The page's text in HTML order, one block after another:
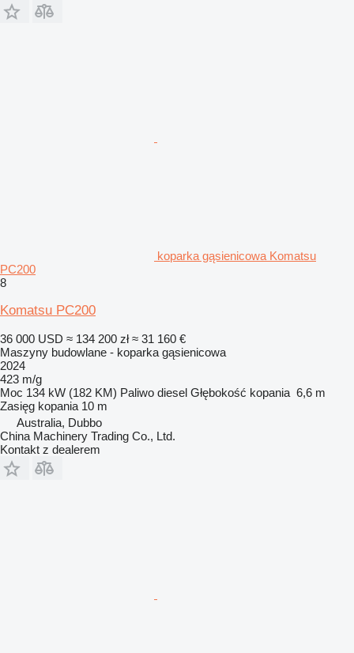
koparka gąsienicowa Komatsu
PC200
8
Komatsu PC200
36 000 USD ≈ 134 200 zł ≈ 31 160 €
Maszyny budowlane - koparka gąsienicowa
2024
423 m/g
Moc 134 kW (182 KM) Paliwo diesel Głębokość kopania 6,6 m
Zasięg kopania 10 m
Australia, Dubbo
China Machinery Trading Co., Ltd.
Kontakt z dealerem